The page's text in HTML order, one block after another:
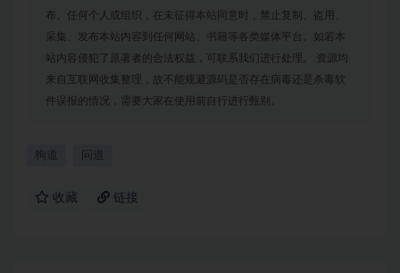
布。任何个人或组织，在未征得本站同意时，禁止复制、盗用、
采集、发布本站内容到任何网站、书籍等各类媒体平台。如若本
站内容侵犯了原著者的合法权益，可联系我们进行处理。 资源均
来自互联网收集整理，故不能规避源码是否存在病毒还是杀毒软
件误报的情况，需要大家在使用前自行进行甄别。
狗道 问道
收藏 链接